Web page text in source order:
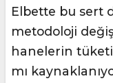
Elbette bu sert
metodoloji
hanelerin
mı